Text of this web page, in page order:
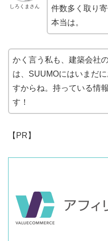
しろくまさん
件数多く取り
本当は。
かく言う私も、建築会社
は、SUUMOにはいまだ
すからね。持っている情
す！
【PR】